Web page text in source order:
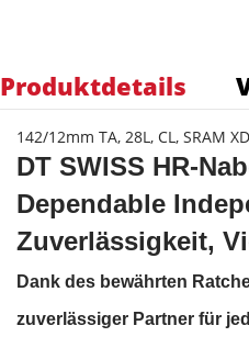
Produktdetails
142/12mm TA, 28L, CL, SRAM XD
DT SWISS HR-
Dependable
Zuverlässigkeit,
Dank des bewährten
zuverlässiger Partner für